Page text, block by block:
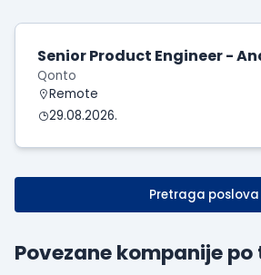
Senior Product Engineer -
Qonto
Remote
29.08.2026.
Pretraga poslova
Povezane kompanije